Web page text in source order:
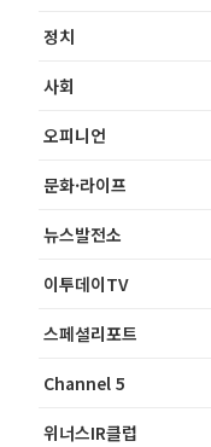
정치
사회
오피니언
문화·라이프
뉴스발전소
이투데이TV
스페셜리포트
Channel 5
위너스IR클럽